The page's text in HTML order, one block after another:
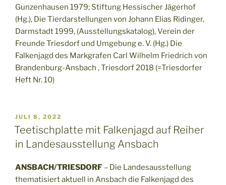
Gunzenhausen 1979; Stiftung Hessischer Jägerhof
(Hg.), Die Tierdarstellungen von Johann Elias Ridinger,
Darmstadt 1999, (Ausstellungskatalog), Verein der
Freunde Triesdorf und Umgebung e. V. (Hg.) Die
Falkenjagd des Markgrafen Carl Wilhelm Friedrich von
Brandenburg-Ansbach , Triesdorf 2018 (=Triesdorfer
Heft Nr. 10)
VERÖFFENTLICHT
AM
JULI 8, 2022
Teetischplatte mit Falkenjagd auf Reiher
in Landesausstellung Ansbach
ANSBACH/TRIESDORF – Die Landesausstellung
thematisiert aktuell in Ansbach die Falkenjagd des